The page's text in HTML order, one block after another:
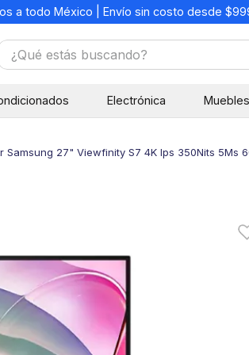
a todo México | Envío sin costo desde
estás buscando?
Electrónica Muebles
Samsung 27" Viewfinity S7 4K Ips 350Nits 5Ms
7.
sacapuntas
8.
escolar
.
escritorio